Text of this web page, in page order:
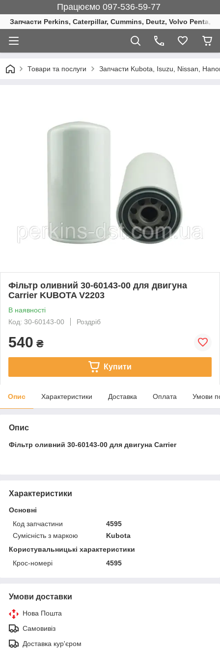
Працюємо 097-536-59-77
Запчасти Perkins, Caterpillar, Cummins, Deutz, Volvo Penta,
Товари та послуги Запчасти Kubota, Isuzu, Nissan,
Фільтр оливний 30-60143-00 для двигуна
Carrier KUBOTA V2203
В наявності
Код: 30-60143-00
Роздріб
540 ₴
Купити
Опис Характеристики Доставка Оплата Умови
Опис
Фільтр оливний 30-60143-00 для двигуна Carrier
Характеристики
Основні
Код запчастини
4595
Сумісність з маркою
Kubota
Користувальницькі характеристики
Крос-номері
4595
Умови доставки
Нова Пошта
Самовивіз
Доставка кур'єром